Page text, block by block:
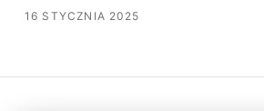
16 STYCZNIA 2025